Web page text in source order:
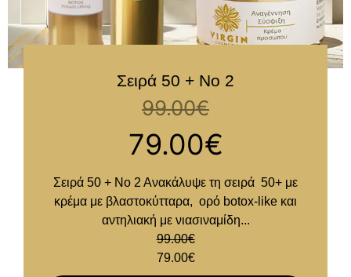
Σειρά 50 + Νο 2
99.00€
79.00€
Σειρά 50 + Νο 2 Ανακάλυψε τη σειρά 50+ με
κρέμα με βλαστοκύτταρα, ορό botox-like και
αντηλιακή με νιασιναμίδη...
99.00€
79.00€